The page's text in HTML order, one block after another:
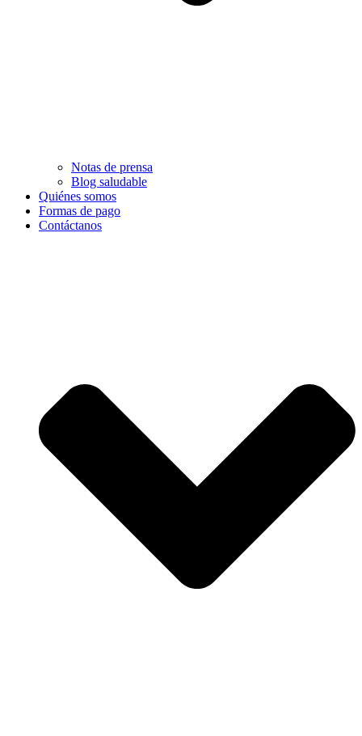
Notas de prensa
Blog saludable
Quiénes somos
Formas de pago
Contáctanos